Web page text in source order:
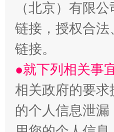
“刷贴”乱象丛生
（北京）有限
链接，授权合
链接。
●就下列相关事
相关政府的要
的个人信息泄漏